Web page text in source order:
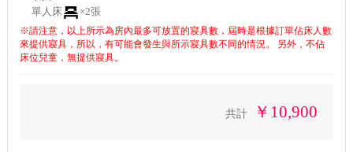
單人床
×2張
※請注意，以上所示為房內最多可放置的寢具數，屆時是根據訂單佔床人數
來提供寢具，所以，有可能會發生與所示寢具數不同的情況。 另外，不佔
床位兒童，無提供寢具。
共計 ￥10,900